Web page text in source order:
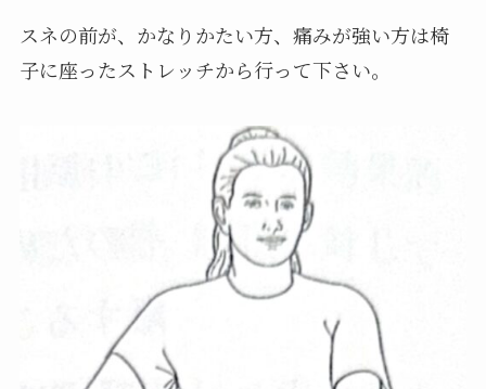
スネの前が、かなりかたい方、痛みが強い方は椅
子に座ったストレッチから行って下さい。